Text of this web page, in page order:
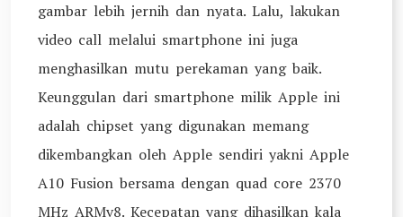
gambar lebih jernih dan nyata. Lalu, lakukan
video call melalui smartphone ini juga
menghasilkan mutu perekaman yang baik.
Keunggulan dari smartphone milik Apple ini
adalah chipset yang digunakan memang
dikembangkan oleh Apple sendiri yakni Apple
A10 Fusion bersama dengan quad core 2370
MHz ARMv8. Kecepatan yang dihasilkan kala